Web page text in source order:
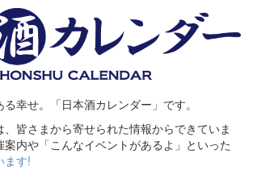
幸せ。「日本酒カレンダー」です。
、皆さまから寄せられた情報からできていま
内や「こんなイベントがあるよ」といった
ます!